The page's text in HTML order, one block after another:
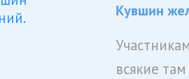
Кувшин
всякие